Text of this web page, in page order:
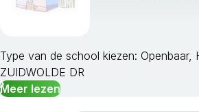
Type van de school kiezen: Openbaar,
ZUIDWOLDE DR
Meer lezen